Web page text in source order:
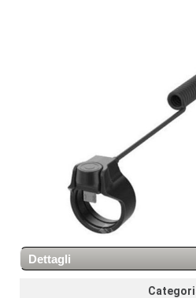
Dettagli